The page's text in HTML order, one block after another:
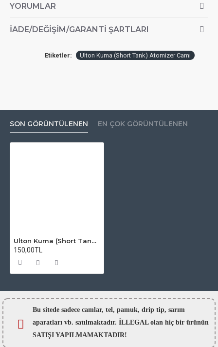
YORUMLAR
İADE/DEĞIŞIM/GARANTI ŞARTLARI
Etiketler: Ulton Kuma (Short Tank) Atomizer Camı
SON GÖRÜNTÜLENEN EN ÇOK GÖRÜNTÜLENEN
Ulton Kuma (Short Tank) Atomizer Camı
150,00TL
Bu sitede sadece camlar, tel, pamuk, drip tip, sarım
aparatları vb. satılmaktadır. İLLEGAL olan hiç bir ürünün
SATIŞI YAPILMAMAKTADIR!